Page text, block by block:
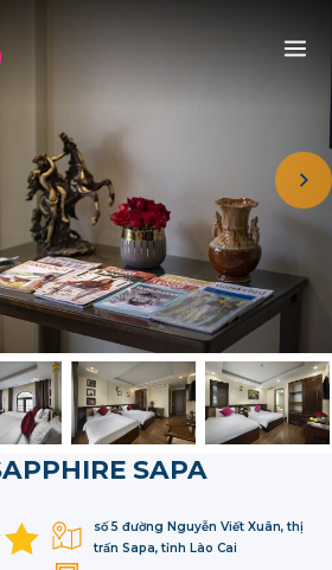
SAPA
số 5 đường Nguyễn Viết Xuân, thị
trấn Sapa, tỉnh Lào Cai